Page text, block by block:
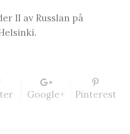
II av Russlan på
Google+ Pinterest